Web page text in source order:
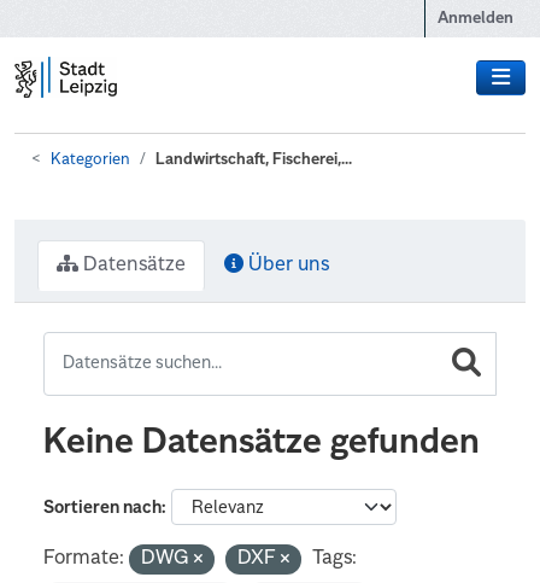
Anmelden
Kategorien Landwirtschaft, Fischerei,...
Datensätze Über uns
Keine Datensätze gefunden
Sortieren nach
Formate: DWG DXF
Tags: